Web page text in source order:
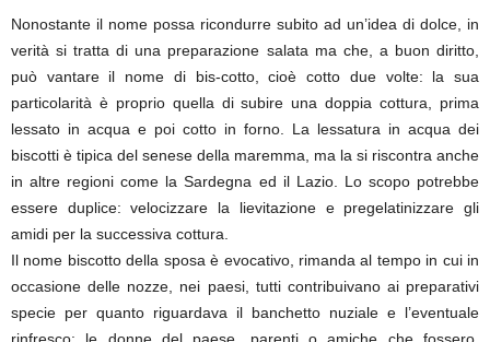
Nonostante il nome possa ricondurre subito ad un’idea di dolce, in
verità si tratta di una preparazione salata ma che, a buon diritto,
può vantare il nome di bis-cotto, cioè cotto due volte: la sua
particolarità è proprio quella di subire una doppia cottura, prima
lessato in acqua e poi cotto in forno. La lessatura in acqua dei
biscotti è tipica del senese della maremma, ma la si riscontra anche
in altre regioni come la Sardegna ed il Lazio. Lo scopo potrebbe
essere duplice: velocizzare la lievitazione e pregelatinizzare gli
amidi per la successiva cottura.
Il nome biscotto della sposa è evocativo, rimanda al tempo in cui in
occasione delle nozze, nei paesi, tutti contribuivano ai preparativi
specie per quanto riguardava il banchetto nuziale e l’eventuale